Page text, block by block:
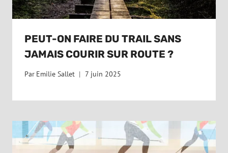
PEUT-ON FAIRE DU TRAIL SANS
JAMAIS COURIR SUR ROUTE ?
Par Emilie Sallet 7 juin 2025